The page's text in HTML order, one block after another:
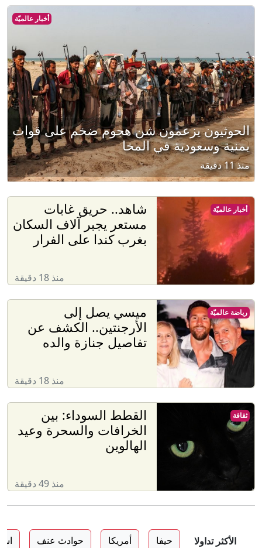
أخبار عالميّة
الحوثيون يزعمون شن هجوم ضخم على قوات
يمنية وسعودية في المخا
منذ 11 دقيقة
شاهد.. حريق غابات
مستعر يجبر آلاف السكان
بغرب كندا على الفرار
منذ 18 دقيقة
أخبار عالميّة
ميسي يصل إلى
الأرجنتين.. الكشف عن
تفاصيل جنازة والده
منذ 18 دقيقة
رياضة عالميّة
القطط السوداء: بين
الخرافات والسحرة وعيد
الهالوين
منذ 49 دقيقة
ثقافة
الأكثر تداولا حيفا أمريكا حوادث عنف